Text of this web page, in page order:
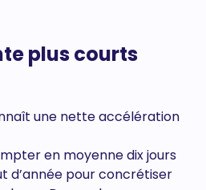
plus courts
une nette accélération
en moyenne dix jours
d’année pour concrétiser